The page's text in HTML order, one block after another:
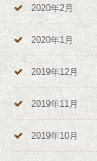
2020年2月
2020年1月
2019年12月
2019年11月
2019年10月